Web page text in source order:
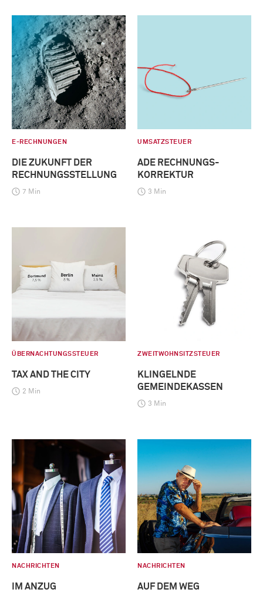
E-RECHNUNGEN
DIE ZUKUNFT DER
RECHNUNGSSTELLUNG
7 Min
UMSATZSTEUER
ADE RECHNUNGS-
KORREKTUR
3 Min
ÜBERNACHTUNGSSTEUER
TAX AND THE CITY
2 Min
ZWEITWOHNSITZSTEUER
KLINGELNDE
GEMEINDEKASSEN
3 Min
NACHRICHTEN
IM ANZUG
NACHRICHTEN
AUF DEM WEG